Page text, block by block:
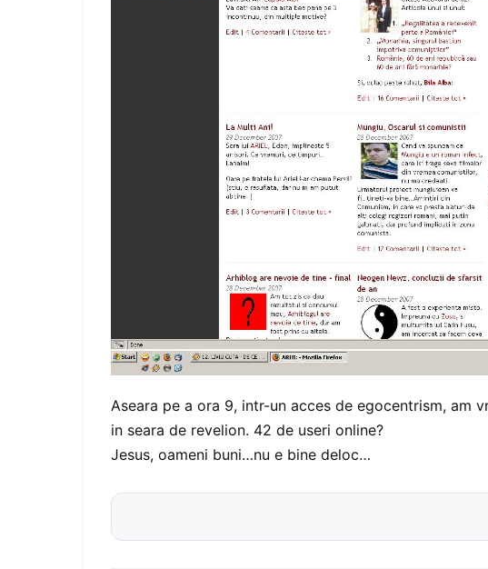
Aseara pe a ora 9, intr-un acces de egocentrism, am
in seara de revelion. 42 de useri online?
Jesus, oameni buni…nu e bine deloc…